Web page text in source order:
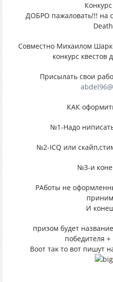
ДОБРО пажаловать!!! на
Совместно Михаилом
конкурс квестов
Присылать свои
КАК
№1-Надо
№2-ICQ или
№3-и
РАботы не
И
призом будет
победителя +
Воот так то вот пишут